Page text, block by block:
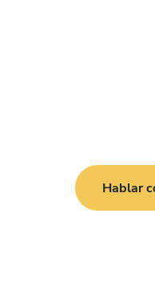
Hablar